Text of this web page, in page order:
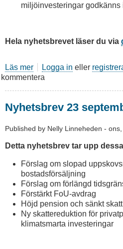
miljöinvesteringar godkänns
Hela nyhetsbrevet läser du via
Läs mer om
Nyhetsbrev
2020
Logga in eller
kommentera
Nyhetsbrev 23
Published by Nelly Linneheden -
Detta nyhetsbrev tar upp
Förslag om slopad
bostadsförsäljning
Förslag om förlängd
Förstärkt FoU-avdrag
Höjd pension och sänkt
Ny skattereduktion för
klimatsmarta investeringar